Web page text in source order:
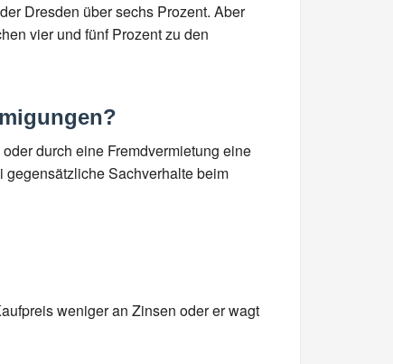
Dresden über sechs Prozent. Aber
vier und fünf Prozent zu den
durch eine Fremdvermietung eine
Sachverhalte beim
weniger an Zinsen oder er wagt